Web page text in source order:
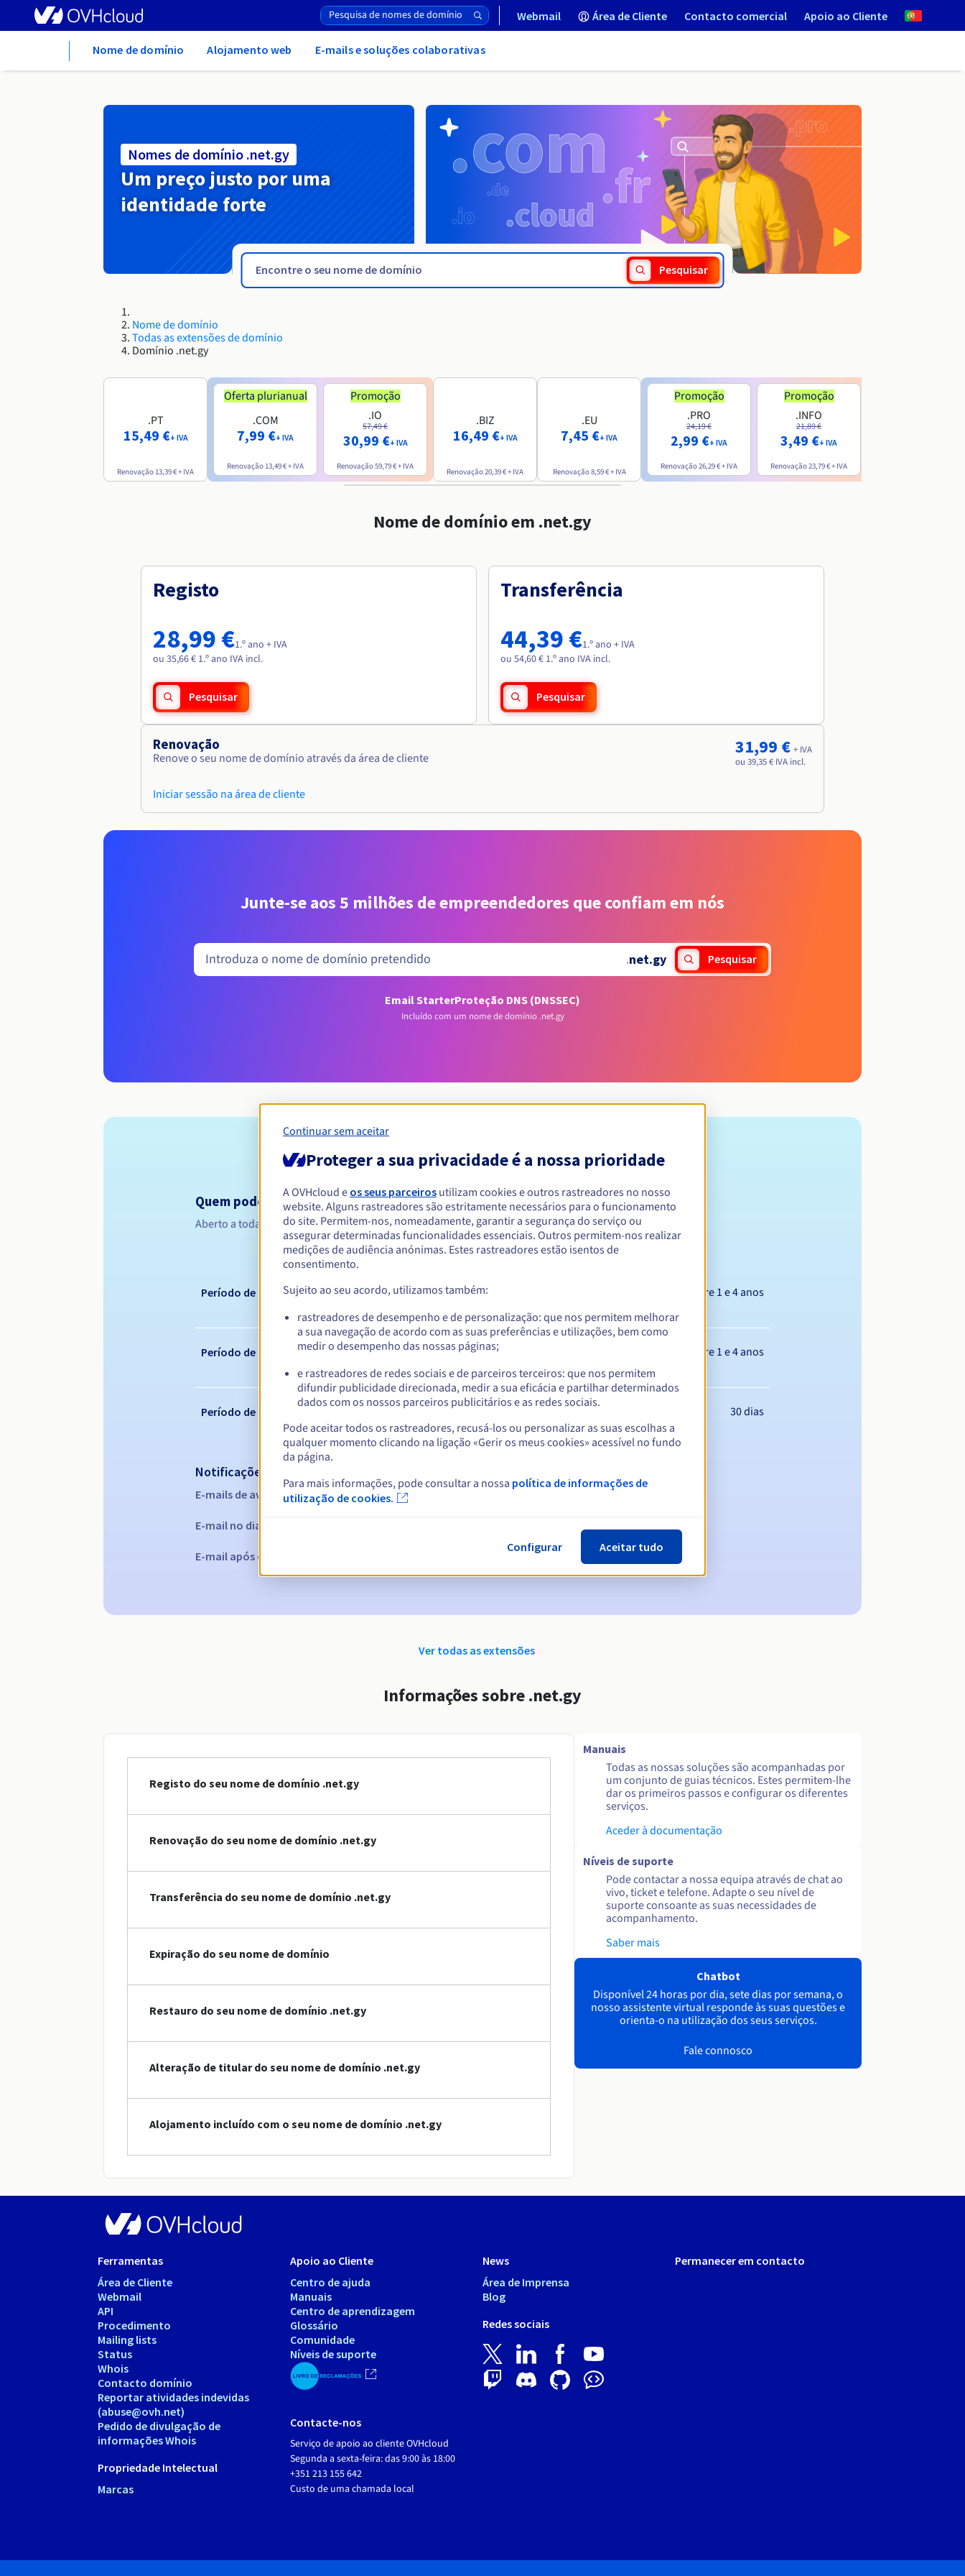
Webmail Área de Cliente Contacto comercial Apoio ao Cliente
Nome de domínio Alojamento web E-mails e soluções colaborativas
Nomes de domínio .net.gy
Um preço justo por uma
identidade forte
Pesquisar
Nome de domínio
Todas as extensões de domínio
Domínio .net.gy
.PT
15,49 €+ IVA
Renovação 13,39 €+ IVA
Oferta plurianual
.COM
7,99 €+ IVA
Renovação 13,49 €+ IVA
Promoção
.IO
57,49 €
30,99 €+ IVA
Renovação59,79 €+ IVA
.BIZ
16,49 €+ IVA
Renovação20,39 €+ IVA
.EU
7,45 €+ IVA
Renovação8,59 €+ IVA
Promoção
.PRO
24,19 €
2,99 €+ IVA
Renovação26,29 €+ IVA
Promoção
.INFO
21,89 €
3,49 €+ IVA
Renovação23,79 €+ IVA
Nome de domínio em .net.gy
Registo
28,99 €1.º ano + IVA
ou 35,66 € 1.º ano IVA incl.
Pesquisar
Transferência
44,39 €1.º ano + IVA
ou 54,60 € 1.º ano IVA incl.
Pesquisar
Renovação
Renove o seu nome de domínio através da área de cliente
Iniciar sessão na área de cliente
31,99 € + IVA
ou 39,35 € IVA incl.
Junte-se aos 5 milhões de empreendedores que confiam em nós
.net.gy Pesquisar
Email StarterProteção DNS (DNSSEC)
Incluído com um nome de domínio .net.gy
Condições de elegibilidade
Quem pode registar um .net.gy?
Aberto a todas as pessoas singulares ou coletivas, sem restrição geográfica.
Regras de gestão e notificações
Período de registo Entre 1 e 4 anos
Período de renovação Entre 1 e 4 anos
Período de redenção 30 dias
Notificações automáticas:
E-mails de aviso: 60, 30, 15, 7 e 3 dias antes da data de expiração
E-mail no dia da expiração
E-mail após o Redemption Grace Period para notificar a eliminação do nome de domínio
Ver todas as extensões
Informações sobre .net.gy
Registo do seu nome de domínio .net.gy
Renovação do seu nome de domínio .net.gy
Transferência do seu nome de domínio .net.gy
Expiração do seu nome de domínio
Restauro do seu nome de domínio .net.gy
Alteração de titular do seu nome de domínio .net.gy
Alojamento incluído com o seu nome de domínio .net.gy
Manuais
Todas as nossas soluções são acompanhadas por
um conjunto de guias técnicos. Estes permitem-lhe
dar os primeiros passos e configurar os diferentes
serviços.
Aceder à documentação
Níveis de suporte
Pode contactar a nossa equipa através de chat ao
vivo, ticket e telefone. Adapte o seu nível de
suporte consoante as suas necessidades de
acompanhamento.
Saber mais
Chatbot
Disponível 24 horas por dia, sete dias por semana, o
nosso assistente virtual responde às suas questões e
orienta-o na utilização dos seus serviços.
Fale connosco
Ferramentas
Área de Cliente
Webmail
API
Procedimento
Mailing lists
Status
Whois
Contacto domínio
Reportar atividades indevidas
(abuse@ovh.net)
Pedido de divulgação de
informações Whois
Propriedade Intelectual
Marcas
Apoio ao Cliente
Centro de ajuda
Manuais
Centro de aprendizagem
Glossário
Comunidade
Níveis de suporte
Contacte-nos
Serviço de apoio ao cliente OVHcloud
Segunda a sexta-feira: das 9:00 às 18:00
+351 213 155 642
Custo de uma chamada local
News
Área de Imprensa
Blog
Redes sociais
Permanecer em contacto
Continuar sem aceitar
Proteger a sua privacidade é a nossa prioridade
A OVHcloud e os seus parceiros utilizam cookies e outros rastreadores no nosso
website. Alguns rastreadores são estritamente necessários para o funcionamento
do site. Permitem-nos, nomeadamente, garantir a segurança do serviço ou
assegurar determinadas funcionalidades essenciais. Outros permitem-nos realizar
medições de audiência anónimas. Estes rastreadores estão isentos de
consentimento.
Sujeito ao seu acordo, utilizamos também:
rastreadores de desempenho e de personalização: que nos permitem melhorar
a sua navegação de acordo com as suas preferências e utilizações, bem como
medir o desempenho das nossas páginas;
e rastreadores de redes sociais e de parceiros terceiros: que nos permitem
difundir publicidade direcionada, medir a sua eficácia e partilhar determinados
dados com os nossos parceiros publicitários e as redes sociais.
Pode aceitar todos os rastreadores, recusá-los ou personalizar as suas escolhas a
qualquer momento clicando na ligação «Gerir os meus cookies» acessível no fundo
da página.
Para mais informações, pode consultar a nossa política de informações de
utilização de cookies.
Configurar Aceitar tudo